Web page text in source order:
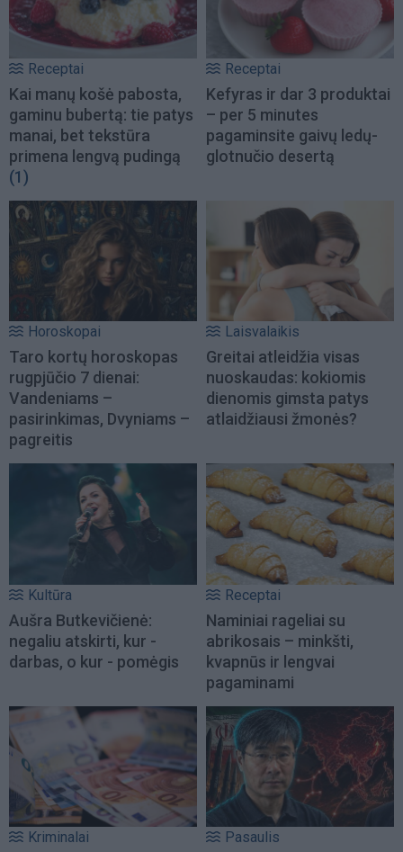
Receptai
Kai manų košė pabosta,
gaminu bubertą: tie patys
manai, bet tekstūra
primena lengvą pudingą
(1)
Receptai
Kefyras ir dar 3 produktai
– per 5 minutes
pagaminsite gaivų ledų-
glotnučio desertą
Horoskopai
Taro kortų horoskopas
rugpjūčio 7 dienai:
Vandeniams –
pasirinkimas, Dvyniams –
pagreitis
Laisvalaikis
Greitai atleidžia visas
nuoskaudas: kokiomis
dienomis gimsta patys
atlaidžiausi žmonės?
Kultūra
Aušra Butkevičienė:
negaliu atskirti, kur -
darbas, o kur - pomėgis
Receptai
Naminiai rageliai su
abrikosais – minkšti,
kvapnūs ir lengvai
pagaminami
Kriminalai Pasaulis